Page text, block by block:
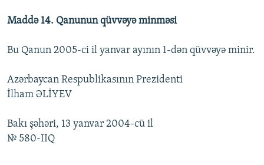
Maddə 14. Qanunun qüvvəyə minməsi
Bu Qanun 2005-ci il yanvar ayının 1-dən qüvvəyə minir.
Azərbaycan Respublikasının Prezidenti
İlham ƏLİYEV
Bakı şəhəri, 13 yanvar 2004-cü il
№ 580-IIQ